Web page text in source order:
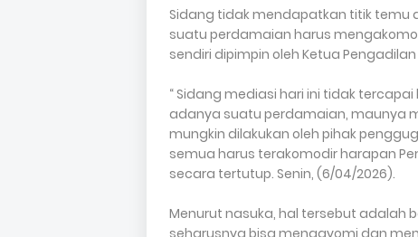
Sidang tidak mendapatkan titik temu
suatu perdamaian harus
sendiri dipimpin oleh Ketua Pengadilan
“ Sidang mediasi hari ini tidak
adanya suatu perdamaian, maunya
mungkin dilakukan oleh pihak
semua harus terakomodir harapan
secara tertutup. Senin, (6/04/2026).
Menurut nasuka, hal tersebut adalah
seharusnya bisa mengayomi dan